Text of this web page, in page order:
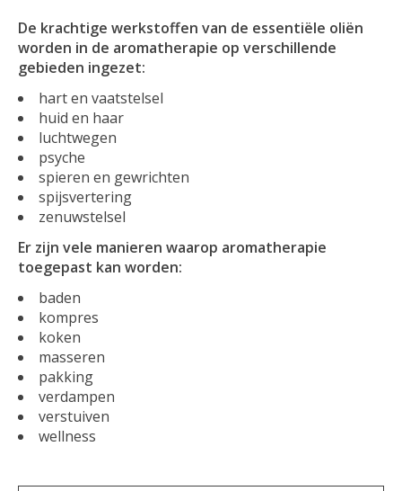
De krachtige werkstoffen van de essentiële oliën
worden in de aromatherapie op verschillende
gebieden ingezet:
hart en vaatstelsel
huid en haar
luchtwegen
psyche
spieren en gewrichten
spijsvertering
zenuwstelsel
Er zijn vele manieren waarop aromatherapie
toegepast kan worden:
baden
kompres
koken
masseren
pakking
verdampen
verstuiven
wellness